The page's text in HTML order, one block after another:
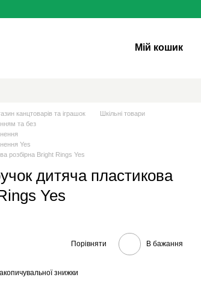
Мій кошик
канцтоварів та іграшок
Шкільні товари
та без
Yes
розбірна Bright Rings Yes
дитяча пластикова
Yes
Порівняти В бажання
знижки